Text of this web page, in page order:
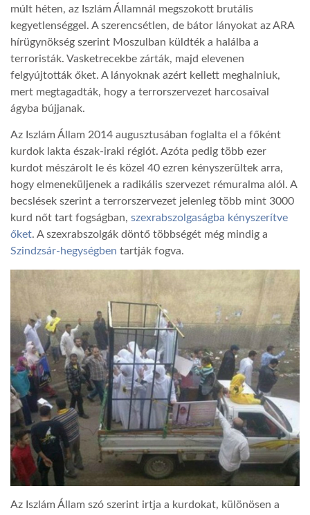
GLOBOBOOK
múlt héten, az Iszlám Államnál megszokott brutális
kegyetlenséggel. A szerencsétlen, de bátor lányokat az ARA
hírügynökség szerint Moszulban küldték a halálba a
terroristák. Vasketrecekbe zárták, majd elevenen
felgyújtották őket. A lányoknak azért kellett meghalniuk,
mert megtagadták, hogy a terrorszervezet harcosaival
ágyba bújjanak.
Az Iszlám Állam 2014 augusztusában foglalta el a főként
kurdok lakta észak-iraki régiót. Azóta pedig több ezer
kurdot mészárolt le és közel 40 ezren kényszerültek arra,
hogy elmeneküljenek a radikális szervezet rémuralma alól. A
becslések szerint a terrorszervezet jelenleg több mint 3000
kurd nőt tart fogságban, szexrabszolgaságba kényszerítve
őket. A szexrabszolgák döntő többségét még mindig a
Szindzsár-hegységben tartják fogva.
Az Iszlám Állam szó szerint irtja a kurdokat, különösen a